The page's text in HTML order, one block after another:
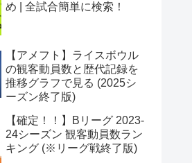
め | 全試合簡単に検索！
【アメフト】ライスボウル
の観客動員数と歴代記録を
推移グラフで見る (2025シ
ーズン終了版)
【確定！！】Bリーグ 2023-
24シーズン 観客動員数ラン
キング (※リーグ戦終了版)